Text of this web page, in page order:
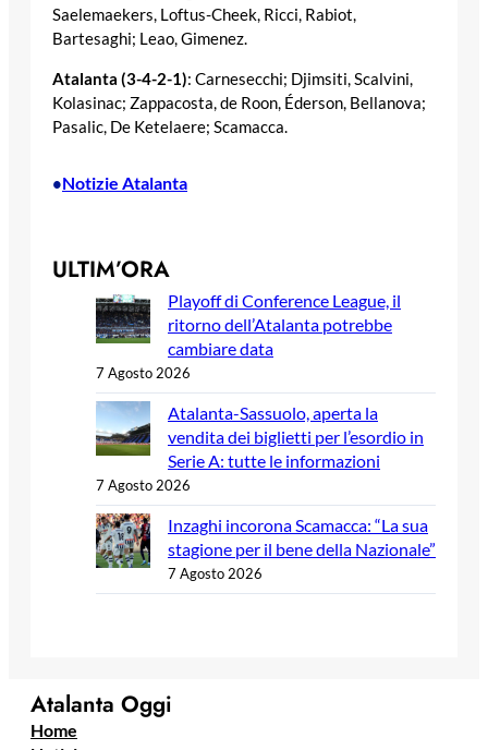
Saelemaekers, Loftus-Cheek, Ricci, Rabiot,
Bartesaghi; Leao, Gimenez.
Atalanta (3-4-2-1): Carnesecchi; Djimsiti, Scalvini,
Kolasinac; Zappacosta, de Roon, Éderson, Bellanova;
Pasalic, De Ketelaere; Scamacca.
•Notizie Atalanta
ULTIM’ORA
Playoff di Conference League, il
ritorno dell’Atalanta potrebbe
cambiare data
7 Agosto 2026
Atalanta-Sassuolo, aperta la
vendita dei biglietti per l’esordio in
Serie A: tutte le informazioni
7 Agosto 2026
Inzaghi incorona Scamacca: “La sua
stagione per il bene della Nazionale”
7 Agosto 2026
Atalanta Oggi
Home